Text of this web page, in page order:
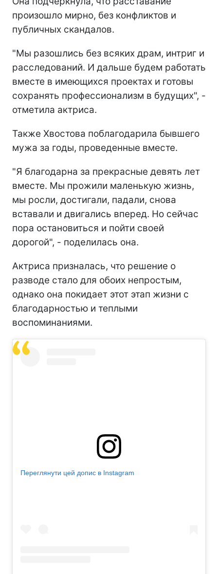
произошло мирно, без конфликтов и
публичных скандалов.
"Мы разошлись без всяких драм, интриг и
расследований. И дальше будем работать
вместе в имеющихся проектах и готовы
сохранять профессионализм в будущих", -
отметила актриса.
Также Хвостова поблагодарила бывшего
мужа за годы, проведенные вместе.
"Я благодарна за прекрасные девять лет
вместе. Мы прожили маленькую жизнь,
мы росли, достигали, падали, снова
вставали и двигались вперед. Но сейчас
пора остановиться и пойти своей
дорогой", - поделилась она.
Актриса призналась, что решение о
разводе стало для обоих непростым,
однако она покидает этот этап жизни с
благодарностью и теплыми
воспоминаниями.
Переглянути цей допис в Instagram